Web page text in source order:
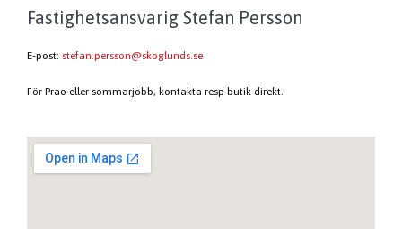
Fastighetsansvarig Stefan Persson
E-post: stefan.persson@skoglunds.se
För Prao eller sommarjobb, kontakta resp butik direkt.